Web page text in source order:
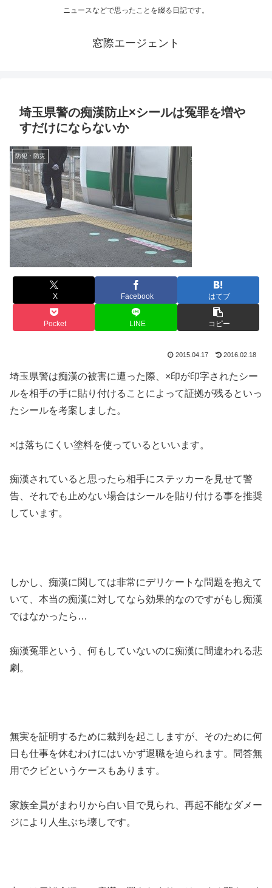
ニュースなどで思ったことを綴る日記です。
窓際エージェント
埼玉県警の痴漢防止×シールは冤罪を増や
すだけにならないか
防犯・防災
X Facebook はてブ
Pocket LINE コピー
2015.04.17 2016.02.18
埼玉県警は痴漢の被害に遭った際、×印が印字されたシー
ルを相手の手に貼り付けることによって証拠が残るといっ
たシールを考案しました。
×は落ちにくい塗料を使っているといいます。
痴漢されていると思ったら相手にステッカーを見せて警
告、それでも止めない場合はシールを貼り付ける事を推奨
しています。
しかし、痴漢に関しては非常にデリケートな問題を抱えて
いて、本当の痴漢に対してなら効果的なのですがもし痴漢
ではなかったら…
痴漢冤罪という、何もしていないのに痴漢に間違われる悲
劇。
無実を証明するために裁判を起こしますが、そのために何
日も仕事を休むわけにはいかず退職を迫られます。問答無
用でクビというケースもあります。
家族全員がまわりから白い目で見られ、再起不能なダメー
ジにより人生ぶち壊しです。